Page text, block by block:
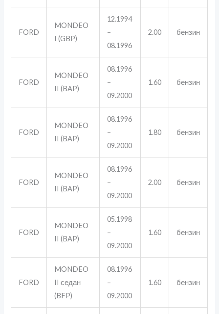
FORD
MONDEO
I (GBP)
12.1994
–
08.1996
2.00 бензин
FORD
MONDEO
II (BAP)
08.1996
–
09.2000
1.60 бензин
FORD
MONDEO
II (BAP)
08.1996
–
09.2000
1.80 бензин
FORD
MONDEO
II (BAP)
08.1996
–
09.2000
2.00 бензин
FORD
MONDEO
II (BAP)
05.1998
–
09.2000
1.60 бензин
FORD
MONDEO
II седан
(BFP)
08.1996
–
09.2000
1.60 бензин